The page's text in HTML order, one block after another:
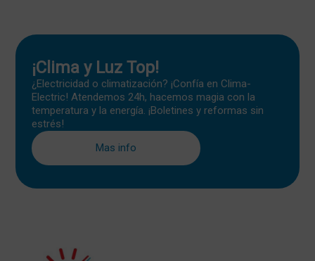
¡Clima y Luz Top!
¿Electricidad o climatización? ¡Confía en Clima-
Electric! Atendemos 24h, hacemos magia con la
temperatura y la energía. ¡Boletines y reformas sin
estrés!
Mas info